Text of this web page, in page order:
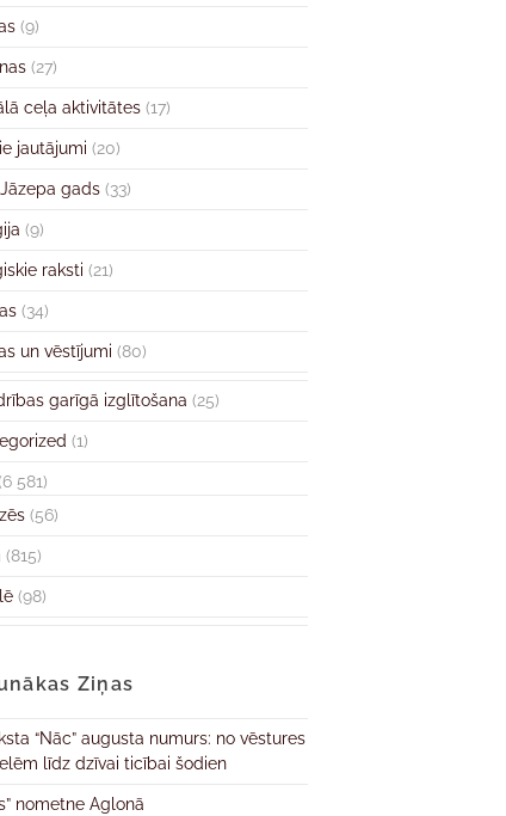
(9)
(27)
ceļa aktivitātes (17)
jautājumi (20)
gads (33)
(9)
raksti (21)
(34)
un vēstījumi (80)
garīgā izglītošana (25)
(1)
581)
(56)
(815)
(98)
Ziņas
“Nāc” augusta numurs: no vēstures
līdz dzīvai ticībai šodien
nometne Aglonā